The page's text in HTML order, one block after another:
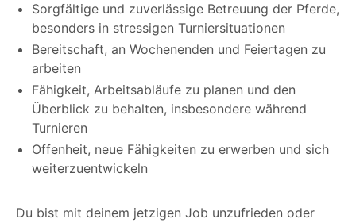
Sorgfältige und zuverlässige Betreuung der Pferde,
besonders in stressigen Turniersituationen
Bereitschaft, an Wochenenden und Feiertagen zu
arbeiten
Fähigkeit, Arbeitsabläufe zu planen und den
Überblick zu behalten, insbesondere während
Turnieren
Offenheit, neue Fähigkeiten zu erwerben und sich
weiterzuentwickeln
Du bist mit deinem jetzigen Job unzufrieden oder